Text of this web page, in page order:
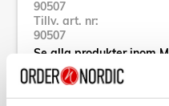
90507
Tillv. art. nr:
90507
Se alla produkter inom